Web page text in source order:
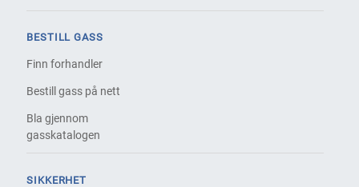
BESTILL GASS
Finn forhandler
Bestill gass på nett
Bla gjennom
gasskatalogen
SIKKERHET